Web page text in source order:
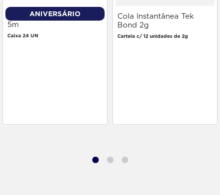
ANIVERSÁRIO
Fita Isolante 3m 18mm x
5m
Caixa 24 UN
Cola Instantânea Tek
Bond 2g
Cartela c/ 12 unidades de 2g